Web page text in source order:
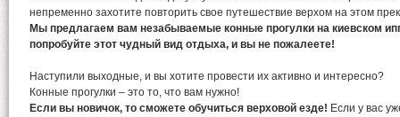
непременно захотите повторить свое путешествие верхом на этом
Мы предлагаем вам незабываемые конные прогулки на киевском
попробуйте этот чудный вид отдыха, и вы не пожалеете!
Наступили выходные, и вы хотите провести их активно и интересно?
Конные прогулки – это то, что вам нужно!
Если вы новичок, то сможете обучиться верховой езде! Если у вас